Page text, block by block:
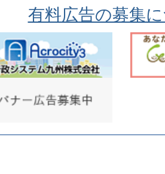
有料広告の募集